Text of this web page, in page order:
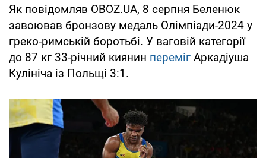
Як повідомляв OBOZ.UA, 8 серпня Беленюк
завоював бронзову медаль Олімпіади-2024 у
греко-римській боротьбі. У ваговій категорії
до 87 кг 33-річний киянин переміг Аркадіуша
Кулініча із Польщі 3:1.